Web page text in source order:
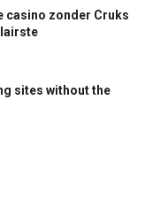
casino zonder Cruks
sites without the